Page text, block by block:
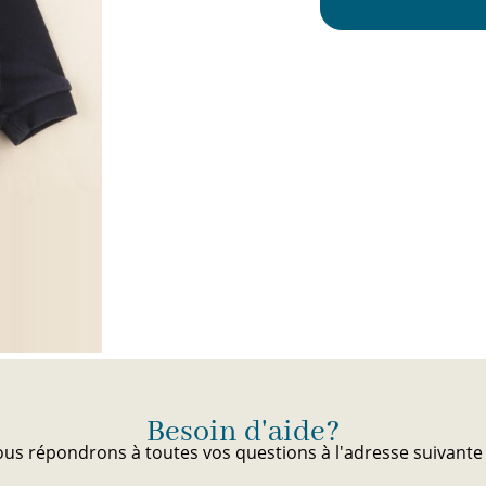
Besoin d'aide?
répondrons à toutes vos questions à l'adresse suivante